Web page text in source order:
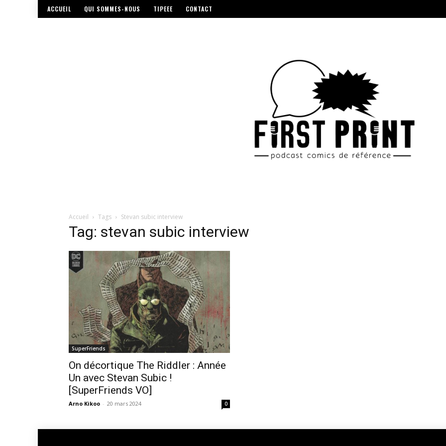
ACCUEIL QUI SOMMES-NOUS TIPEEE CONTACT
Accueil Tags Stevan subic interview
Tag: stevan subic interview
SuperFriends
On décortique The Riddler : Année
Un avec Stevan Subic !
[SuperFriends VO]
Arno Kikoo - 20 mars 2024 0